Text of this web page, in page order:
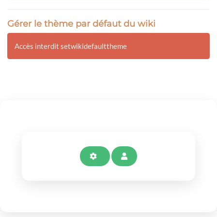
Gérer le thème par défaut du wiki
Accès interdit setwikidefaulttheme